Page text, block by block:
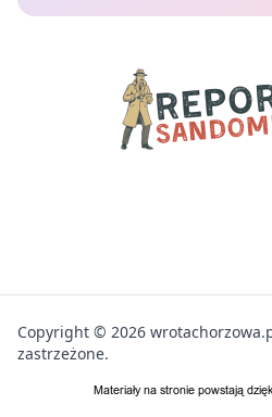
Copyright © 2026
zastrzeżone.